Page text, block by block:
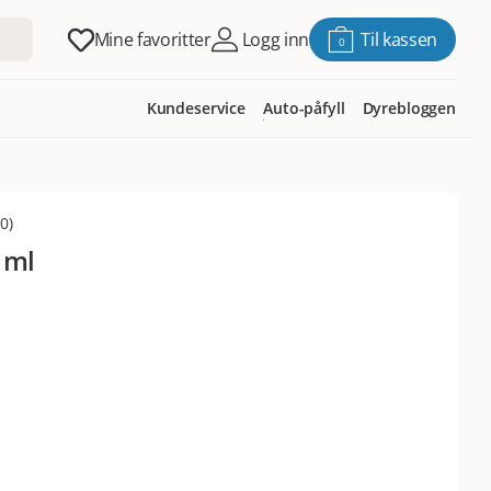
Mine favoritter Logg inn 0 Til kassen
Kundeservice Auto-påfyll Dyrebloggen
0)